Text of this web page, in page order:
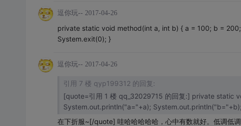
逗你玩-- 2017-04-26
private static void method(int a, int b) { a = 100; b =
System.exit(0); }
逗你玩-- 2017-04-26
引用 7 楼 qyp199312 的回复:
[quote=引用 1 楼 qq_32029715 的回复:] private static void method(int a, int b) { a = 100; b = 200;
在下折服~[/quote] 哇哈哈哈哈哈，心中有数就好。低调低调